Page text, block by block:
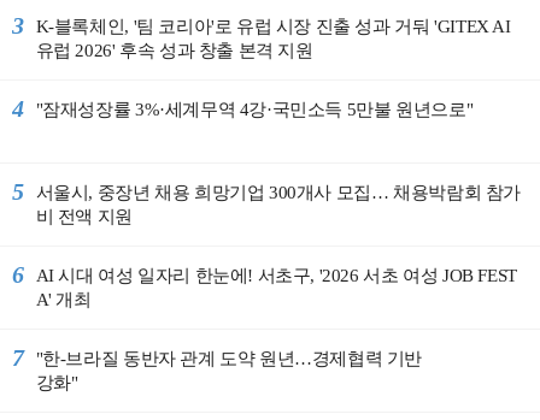
3
K-블록체인, '팀 코리아'로 유럽 시장 진출 성과 거둬 'GITEX AI
유럽 2026' 후속 성과 창출 본격 지원
4 "잠재성장률 3%·세계무역 4강·국민소득 5만불 원년으로"
5
서울시, 중장년 채용 희망기업 300개사 모집… 채용박람회 참가
비 전액 지원
6
AI 시대 여성 일자리 한눈에! 서초구, '2026 서초 여성 JOB FEST
A' 개최
7
"한-브라질 동반자 관계 도약 원년…경제협력 기반
강화"